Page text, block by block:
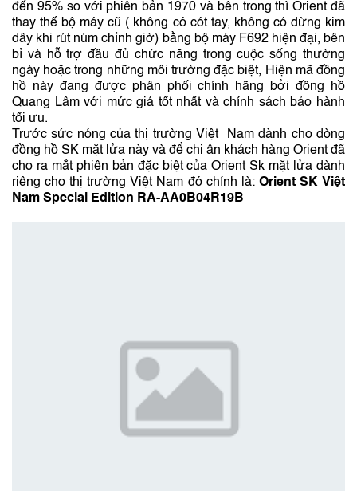
đến 95% so với phiên bản 1970 và bên trong thì Orient đã
thay thế bộ máy cũ ( không có cót tay, không có dừng kim
dây khi rút núm chỉnh giờ) bằng bộ máy F692 hiện đại, bên
bỉ và hỗ trợ đầu đủ chức năng trong cuộc sống thường
ngày hoặc trong những môi trường đặc biệt, Hiện mã đồng
hồ này đang được phân phối chính hãng bởi đồng hồ
Quang Lâm với mức giá tốt nhất và chính sách bảo hành
tối ưu.
Trước sức nóng của thị trường Việt Nam dành cho dòng
đồng hồ SK mặt lửa này và để chi ân khách hàng Orient đã
cho ra mắt phiên bản đặc biệt của Orient Sk mặt lửa dành
riêng cho thị trường Việt Nam đó chính là: Orient SK Việt
Nam Special Edition RA-AA0B04R19B